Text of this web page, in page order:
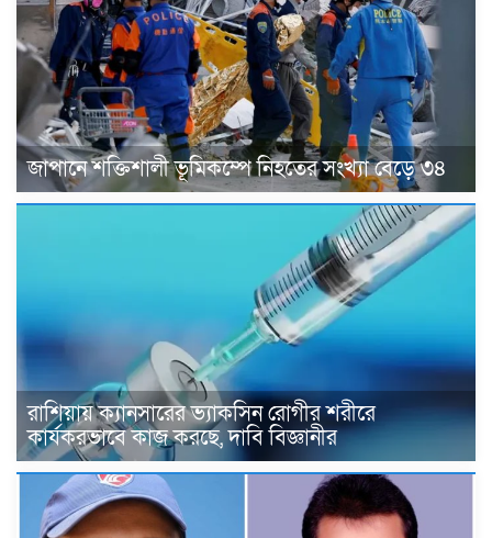
জাপানে শক্তিশালী ভূমিকম্পে নিহতের সংখ্যা বেড়ে ৩৪
রাশিয়ায় ক্যানসারের ভ্যাকসিন রোগীর শরীরে
কার্যকরভাবে কাজ করছে, দাবি বিজ্ঞানীর